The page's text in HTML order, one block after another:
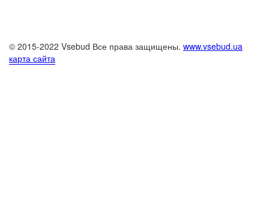
© 2015-2022 Vsebud Все права защищены. www.vsebud.ua
карта сайта